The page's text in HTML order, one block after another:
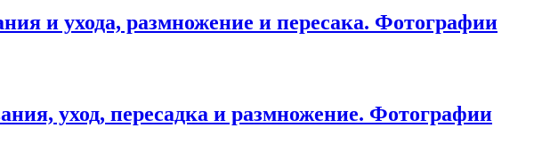
и ухода, размножение и пересака. Фотографии
уход, пересадка и размножение. Фотографии